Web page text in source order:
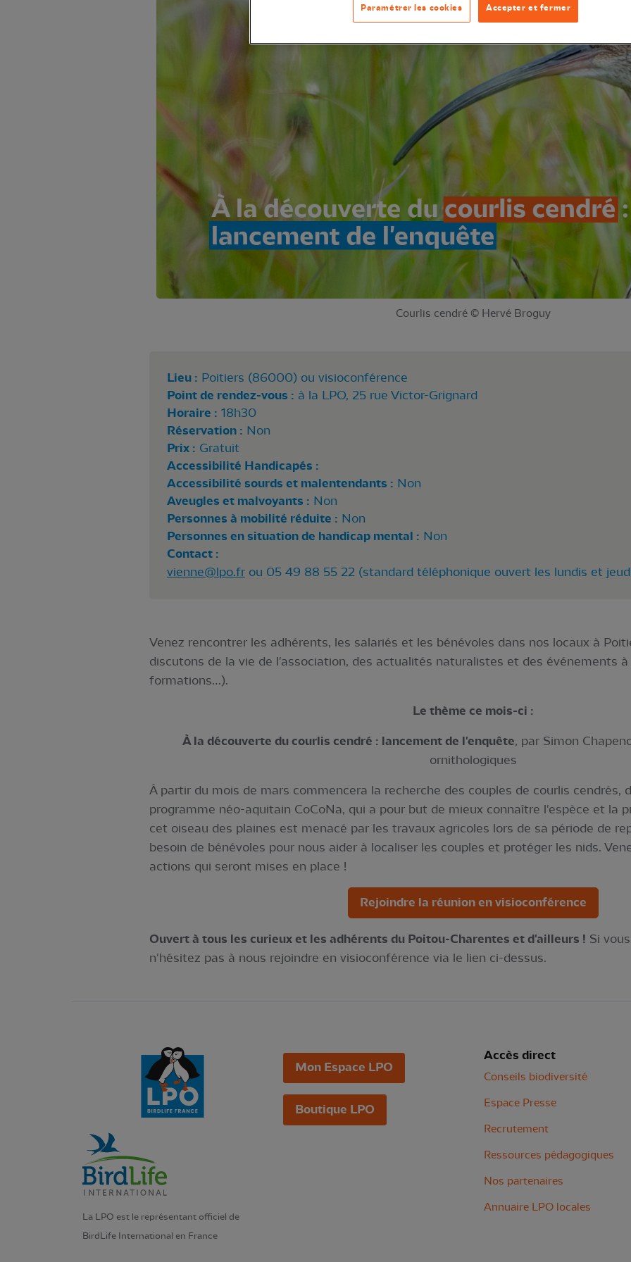
Courlis cendré © Hervé Broguy
Lieu : Poitiers (86000) ou visioconférence
Point de rendez-vous : à la LPO, 25 rue Victor-Grignard
Horaire : 18h30
Réservation : Non
Prix : Gratuit
Accessibilité Handicapés :
Accessibilité sourds et malentendants : Non
Aveugles et malvoyants : Non
Personnes à mobilité réduite : Non
Personnes en situation de handicap mental : Non
Contact :
vienne@lpo.frou 05 49 88 55 22 (standard téléphonique ouvert les lundis et
Venez rencontrer les adhérents, les salariés et les bénévoles dans nos locaux à
discutons de la vie de l'association, des actualités naturalistes et des événements
formations…).
Le thème ce mois-ci :
À la découverte du courlis cendré : lancement de l'enquête, par Simon
ornithologiques
À partir du mois de mars commencera la recherche des couples de courlis cendrés,
programme néo-aquitain CoCoNa, qui a pour but de mieux connaître l'espèce et la
cet oiseau des plaines est menacé par les travaux agricoles lors de sa période de
besoin de bénévoles pour nous aider à localiser les couples et protéger les nids.
actions qui seront mises en place !
Rejoindre la réunion en visioconférence
Ouvert à tous les curieux et les adhérents du Poitou-Charentes et d'ailleurs ! Si
n'hésitez pas à nous rejoindre en visioconférence via le lien ci-dessus.
La LPO est le représentant officiel de
BirdLife International en France
Mon Espace LPO
Boutique LPO
Accès direct
Conseils biodiversité
Espace Presse
Recrutement
Ressources pédagogiques
Nos partenaires
Annuaire LPO locales
Accepter et fermer
Paramétrer les cookies